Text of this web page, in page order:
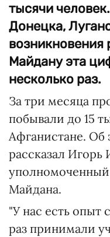
тысячи
Донецка,
возникновения
Майдану эта
несколько раз.
За три месяца
побывали до 15
Афганистане. Об
рассказал
уполномоченный
Майдана.
"У нас есть опыт
раз принимали